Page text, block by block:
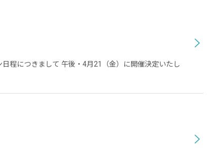
につきまして 午後・4月21（金）に開催決定いたし